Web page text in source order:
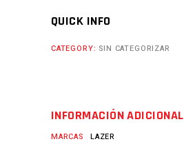
QUICK INFO
CATEGORY: SIN CATEGORIZAR
INFORMACIÓN ADICIONAL
MARCAS LAZER